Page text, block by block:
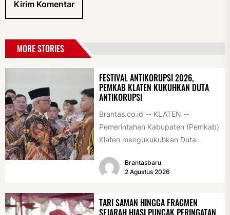
MORE STORIES
FESTIVAL ANTIKORUPSI 2026,
PEMKAB KLATEN KUKUHKAN DUTA
ANTIKORUPSI
Brantas.co.id -- KLATEN --
Pemerintahan Kabupaten (Pemkab)
Klaten mengukukuhkan Duta
pelajar dan pemuda. Pengukuhan
tersebut digelar...
Brantasbaru
2 Agustus 2026
TARI SAMAN HINGGA FRAGMEN
SEJARAH HIASI PUNCAK PERINGATAN